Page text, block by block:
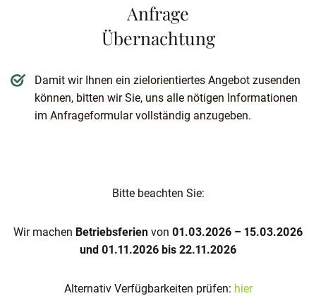
Anfrage
Übernachtung
Damit wir Ihnen ein zielorientiertes Angebot zusenden
können, bitten wir Sie, uns alle nötigen Informationen
im Anfrageformular vollständig anzugeben.
Bitte beachten Sie:
Wir machen Betriebsferien von 01.03.2026 – 15.03.2026
und 01.11.2026 bis 22.11.2026
Alternativ Verfügbarkeiten prüfen: hier